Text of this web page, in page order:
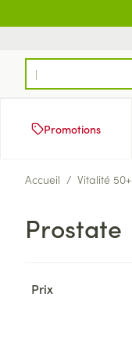
Rechercher
Promotions
Accueil / Vitalité 50+
Prostate
Prix